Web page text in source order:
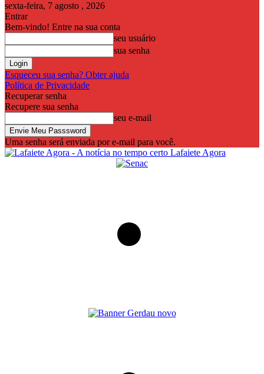
sexta-feira, 7 agosto , 2026
Entrar
Bem-vindo! Entre na sua conta
seu usuário
sua senha
Esqueceu sua senha? Obter ajuda
Política de Privacidade
Recuperar senha
Recupere sua senha
seu e-mail
Uma senha será enviada por e-mail para você.
Lafaiete Agora